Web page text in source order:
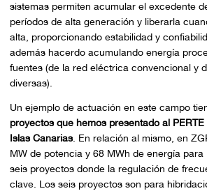
sistemas permiten acumular el excedente
períodos de alta generación y liberarla
alta, proporcionando estabilidad y
además hacerdo acumulando energía
fuentes (de la red eléctrica convencional y
diversas).
Un ejemplo de actuación en este campo
proyectos que hemos presentado al
Islas Canarias. En relación al mismo, en
MW de potencia y 68 MWh de energía para
seis proyectos donde la regulación de
clave. Los seis proyectos son para